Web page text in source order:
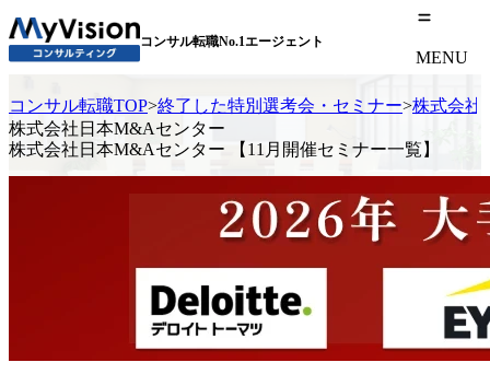
コンサル転職No.1エージェント
MENU
コンサル転職TOP>終了した特別選考会・セミナー>株式会社
株式会社日本M&Aセンター
株式会社日本M&Aセンター 【11月開催セミナー一覧】